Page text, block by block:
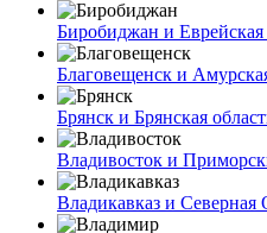
Биробиджан и
Благовещенск и
Брянск и Брянская
Владивосток и
Владикавказ и Северная